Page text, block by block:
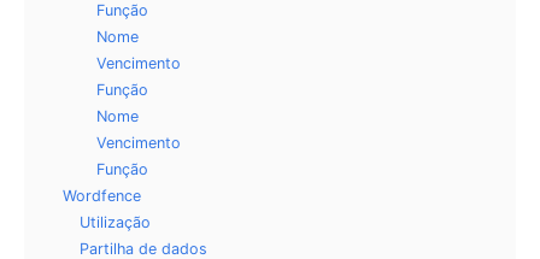
Função
Nome
Vencimento
Função
Nome
Vencimento
Função
Wordfence
Utilização
Partilha de dados